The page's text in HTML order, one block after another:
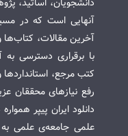
آنهایی است که در
آخرین مقالات،
با برقراری دسترسی به
کتب مرجع،
رفع نیازهای محققان
دانلود ایران پیپر
علمی جامعه‌ی علمی